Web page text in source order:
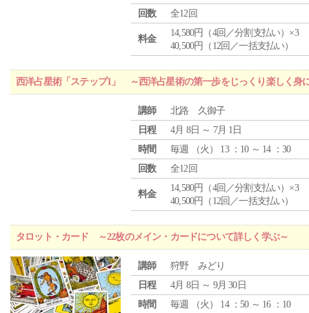
回数
全12回
料金
14,580円（4回／分割支払い）×3
40,500円（12回／一括支払い）
西洋占星術「ステップ1」 ～西洋占星術の第一歩をじっくり楽しく身
講師
北路 久御子
日程
4月 8日 ～ 7月 1日
時間
毎週 （火 ） 13 ：10 ～ 14 ：30
回数
全12回
料金
14,580円（4回／分割支払い）×3
40,500円（12回／一括支払い）
タロット・カード ～22枚のメイン・カードについて詳しく学ぶ～
講師
狩野 みどり
日程
4月 8日 ～ 9月 30日
時間
毎週 （火 ） 14 ：50 ～ 16 ：10